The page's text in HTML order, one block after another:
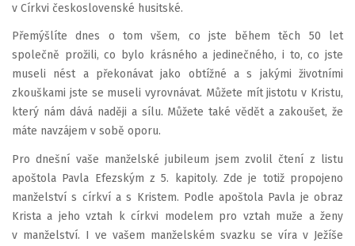
v Církvi československé husitské.
Přemýšlíte dnes o tom všem, co jste během těch 50 let
společně prožili, co bylo krásného a jedinečného, i to, co jste
museli nést a překonávat jako obtížné a s jakými životními
zkouškami jste se museli vyrovnávat. Můžete mít jistotu v Kristu,
který nám dává naději a sílu. Můžete také vědět a zakoušet, že
máte navzájem v sobě oporu.
Pro dnešní vaše manželské jubileum jsem zvolil čtení z listu
apoštola Pavla Efezským z 5. kapitoly. Zde je totiž propojeno
manželství s církví a s Kristem. Podle apoštola Pavla je obraz
Krista a jeho vztah k církvi modelem pro vztah muže a ženy
v manželství. I ve vašem manželském svazku se víra v Ježíše